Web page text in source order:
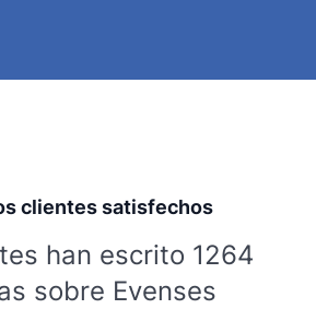
clientes satisfechos
han escrito 1264
sobre Evenses